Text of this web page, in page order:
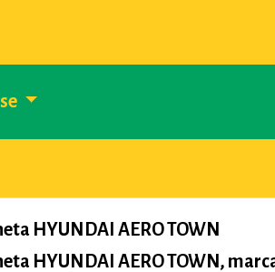
HYUNDAI AERO TOWN
HYUNDAI AERO TOWN,